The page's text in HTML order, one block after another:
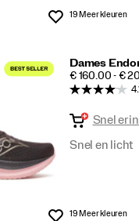
Wenslijst
19 Meer kleuren
Dames
PRICE
€ 160.00 - €
Wenslijst
Snel
Snel en licht
19 Meer kleuren